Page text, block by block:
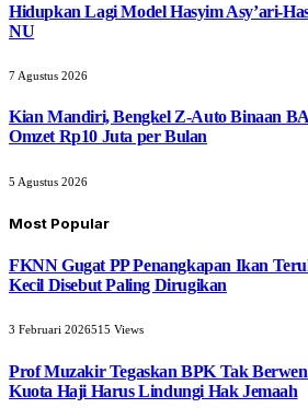
Hidupkan Lagi Model Hasyim Asy’ari-
NU
7 Agustus 2026
Kian Mandiri, Bengkel Z-Auto Binaan
Omzet Rp10 Juta per Bulan
5 Agustus 2026
Most Popular
FKNN Gugat PP Penangkapan Ikan
Kecil Disebut Paling Dirugikan
3 Februari 2026515 Views
Prof Muzakir Tegaskan BPK Tak
Kuota Haji Harus Lindungi Hak Jemaah